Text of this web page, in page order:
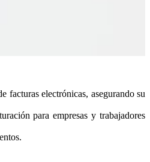
electrónicas, asegurando su
para empresas y trabajadores